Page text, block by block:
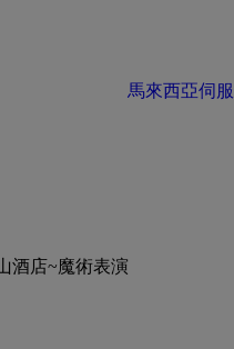
馬來西亞伺
酒店~魔術表演